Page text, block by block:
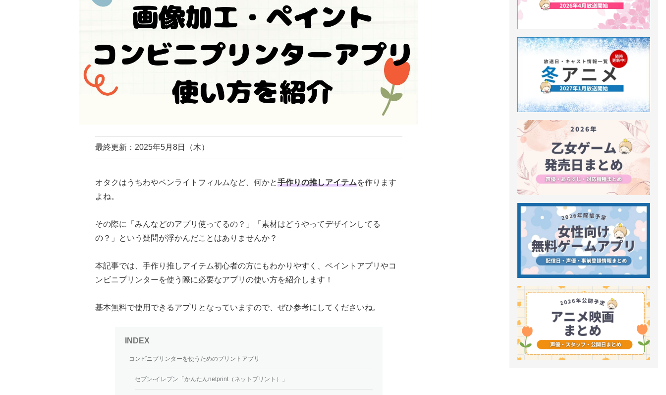
最終更新：2025年5月8日（木）
オタクはうちわやペンライトフィルムなど、何かと手作りの推しアイテムを作ります
よね。
その際に「みんなどのアプリ使ってるの？」「素材はどうやってデザインしてる
の？」という疑問が浮かんだことはありませんか？
本記事では、手作り推しアイテム初心者の方にもわかりやすく、ペイントアプリやコ
ンビニプリンターを使う際に必要なアプリの使い方を紹介します！
基本無料で使用できるアプリとなっていますので、ぜひ参考にしてくださいね。
コンビニプリンターを使うためのプリントアプリ
セブン-イレブン「かんたんnetprint（ネットプリント）」